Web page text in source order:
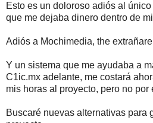
Esto es un doloroso adiós al
que me dejaba dinero dentro de
Adiós a Mochimedia, the
Y un sistema que me ayudaba a
C1ic.mx adelante, me costará
mis horas al proyecto, pero no por
Buscaré nuevas alternativas para